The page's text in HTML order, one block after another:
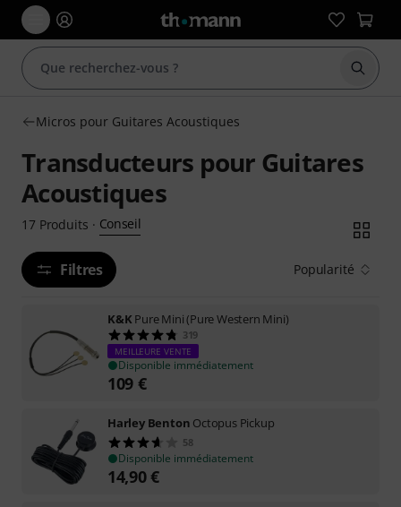
Micros pour Guitares Acoustiques
Transducteurs pour Guitares
Acoustiques
17 Produits · Conseil
Filtres Popularité
K&K Pure Mini (Pure Western Mini)
319
MEILLEURE VENTE
Disponible immédiatement
109 €
Harley Benton Octopus Pickup
58
Disponible immédiatement
14,90€